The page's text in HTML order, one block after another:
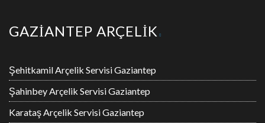
GAZİANTEP ARÇELİK
Şehitkamil Arçelik Servisi Gaziantep
Şahinbey Arçelik Servisi Gaziantep
Karataş Arçelik Servisi Gaziantep